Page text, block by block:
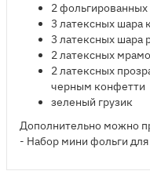
2 фольгированных
3 латексных шара
3 латексных шара
2 латексных
2 латексных
черным конфетти
зеленый грузик
Дополнительно можно
- Набор мини фольги